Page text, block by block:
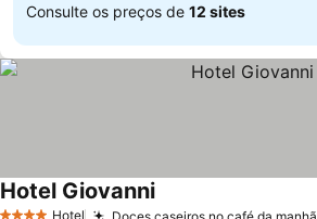
Consulte os preços de 12 sites
Hotel Doces caseiros no café da manhã
Hotel Giovanni